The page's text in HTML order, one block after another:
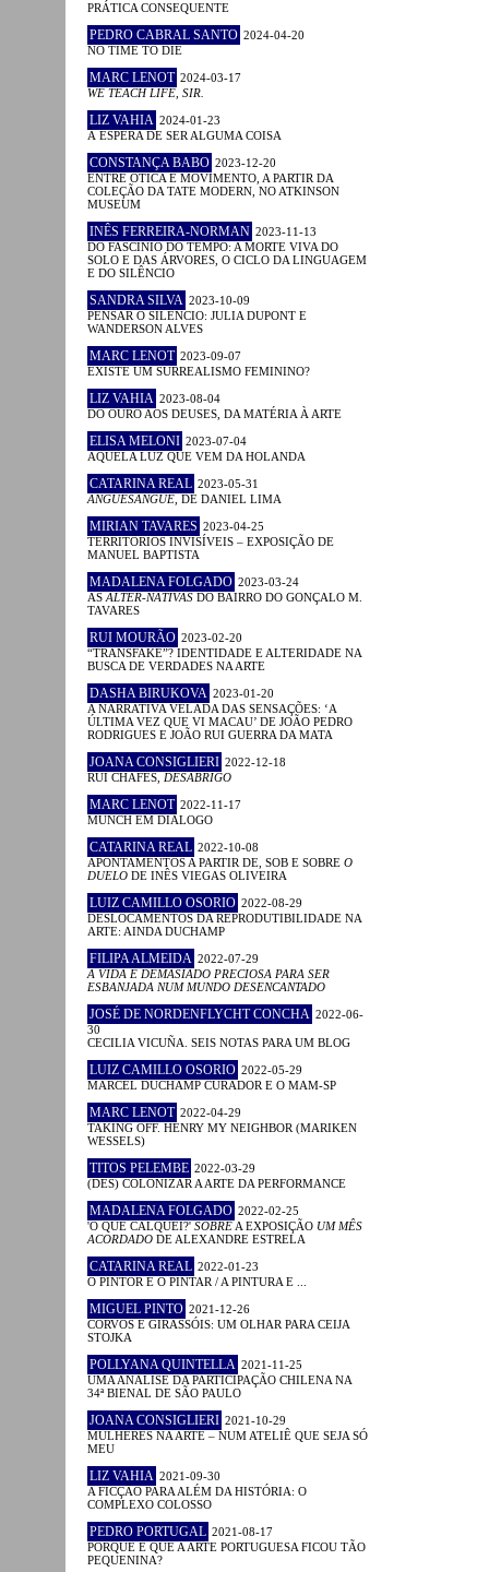
PRÁTICA CONSEQUENTE
PEDRO CABRAL SANTO 2024-04-20
NO TIME TO DIE
MARC LENOT 2024-03-17
WE TEACH LIFE, SIR.
LIZ VAHIA 2024-01-23
À ESPERA DE SER ALGUMA COISA
CONSTANÇA BABO 2023-12-20
ENTRE ÓTICA E MOVIMENTO, A PARTIR DA
COLEÇÃO DA TATE MODERN, NO ATKINSON
MUSEUM
INÊS FERREIRA-NORMAN 2023-11-13
DO FASCÍNIO DO TEMPO: A MORTE VIVA DO
SOLO E DAS ÁRVORES, O CICLO DA LINGUAGEM
E DO SILÊNCIO
SANDRA SILVA 2023-10-09
PENSAR O SILÊNCIO: JULIA DUPONT E
WANDERSON ALVES
MARC LENOT 2023-09-07
EXISTE UM SURREALISMO FEMININO?
LIZ VAHIA 2023-08-04
DO OURO AOS DEUSES, DA MATÉRIA À ARTE
ELISA MELONI 2023-07-04
AQUELA LUZ QUE VEM DA HOLANDA
CATARINA REAL 2023-05-31
ANGUESÂNGUE , DE DANIEL LIMA
MIRIAN TAVARES 2023-04-25
TERRITÓRIOS INVISÍVEIS – EXPOSIÇÃO DE
MANUEL BAPTISTA
MADALENA FOLGADO 2023-03-24
AS ALTER-NATIVAS DO BAIRRO DO GONÇALO M.
TAVARES
RUI MOURÃO 2023-02-20
“TRANSFAKE”? IDENTIDADE E ALTERIDADE NA
BUSCA DE VERDADES NA ARTE
DASHA BIRUKOVA 2023-01-20
A NARRATIVA VELADA DAS SENSAÇÕES: ‘A
ÚLTIMA VEZ QUE VI MACAU’ DE JOÃO PEDRO
RODRIGUES E JOÃO RUI GUERRA DA MATA
JOANA CONSIGLIERI 2022-12-18
RUI CHAFES, DESABRIGO
MARC LENOT 2022-11-17
MUNCH EM DIÁLOGO
CATARINA REAL 2022-10-08
APONTAMENTOS A PARTIR DE, SOB E SOBRE O
DUELO DE INÊS VIEGAS OLIVEIRA
LUIZ CAMILLO OSORIO 2022-08-29
DESLOCAMENTOS DA REPRODUTIBILIDADE NA
ARTE: AINDA DUCHAMP
FILIPA ALMEIDA 2022-07-29
A VIDA É DEMASIADO PRECIOSA PARA SER
ESBANJADA NUM MUNDO DESENCANTADO
JOSÉ DE NORDENFLYCHT CONCHA 2022-06-
30
CECILIA VICUÑA. SEIS NOTAS PARA UM BLOG
LUIZ CAMILLO OSORIO 2022-05-29
MARCEL DUCHAMP CURADOR E O MAM-SP
MARC LENOT 2022-04-29
TAKING OFF. HENRY MY NEIGHBOR (MARIKEN
WESSELS)
TITOS PELEMBE 2022-03-29
(DES) COLONIZAR A ARTE DA PERFORMANCE
MADALENA FOLGADO 2022-02-25
'O QUE CALQUEI?' SOBRE A EXPOSIÇÃO UM MÊS
ACORDADO DE ALEXANDRE ESTRELA
CATARINA REAL 2022-01-23
O PINTOR E O PINTAR / A PINTURA E ...
MIGUEL PINTO 2021-12-26
CORVOS E GIRASSÓIS: UM OLHAR PARA CEIJA
STOJKA
POLLYANA QUINTELLA 2021-11-25
UMA ANÁLISE DA PARTICIPAÇÃO CHILENA NA
34ª BIENAL DE SÃO PAULO
JOANA CONSIGLIERI 2021-10-29
MULHERES NA ARTE – NUM ATELIÊ QUE SEJA SÓ
MEU
LIZ VAHIA 2021-09-30
A FICÇÃO PARA ALÉM DA HISTÓRIA: O
COMPLEXO COLOSSO
PEDRO PORTUGAL 2021-08-17
PORQUE É QUE A ARTE PORTUGUESA FICOU TÃO
PEQUENINA?